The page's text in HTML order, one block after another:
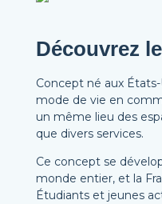
Découvrez
Concept né aux États-
mode de vie en
un même lieu des
que divers services.
Ce concept se
monde entier, et la
Étudiants et jeunes